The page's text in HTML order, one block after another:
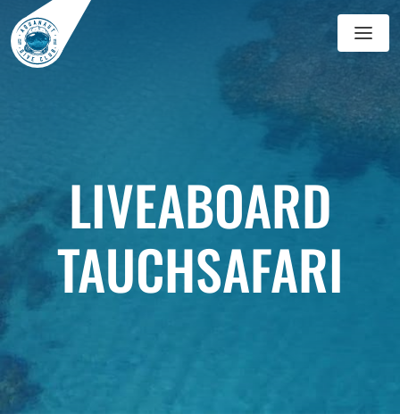
LIVEABOARD
TAUCHSAFARI
GALERIE